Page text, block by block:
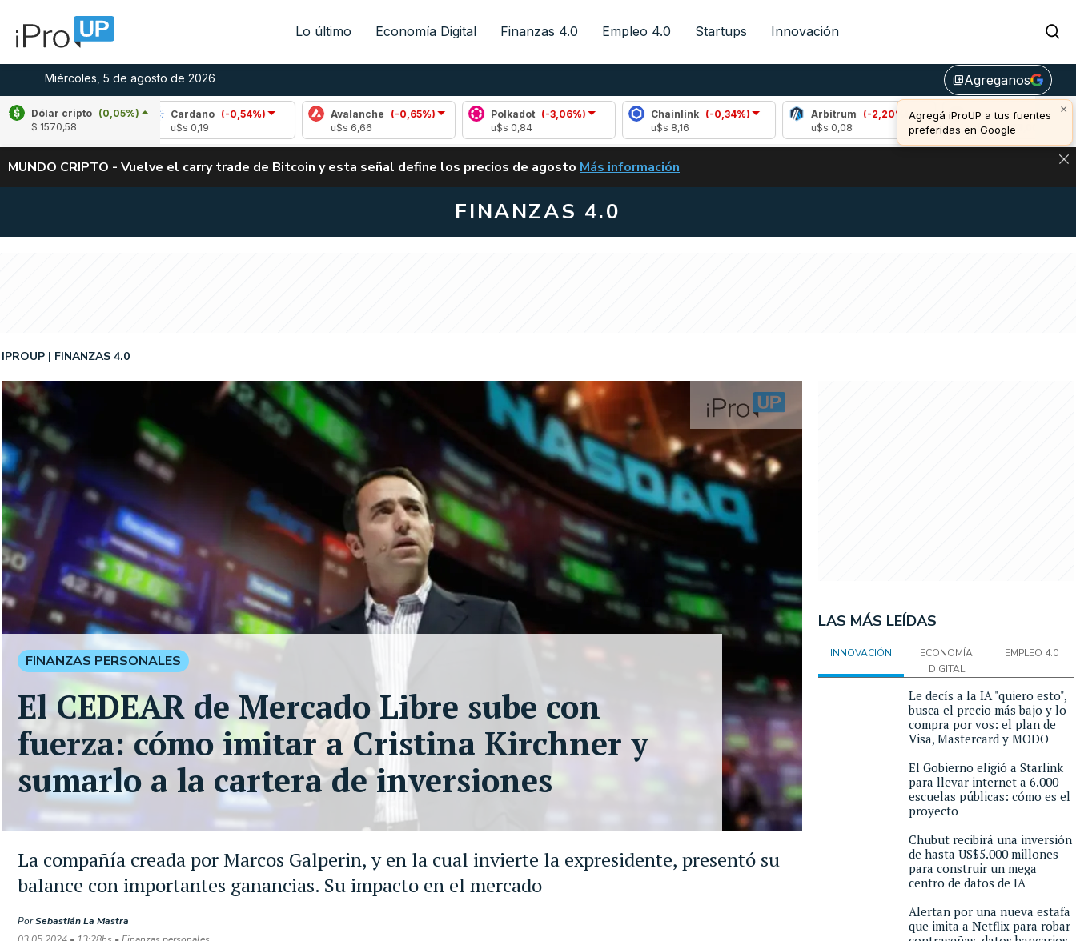
Lo último Economía Digital Finanzas 4.0 Empleo 4.0 Startups Innovación
Miércoles, 5 de agosto de 2026 library_addAgreganos
×
Agregá iProUP a tus fuentes
preferidas en Google
Dólar cripto (0,05%)
$ 1570,58
Cardano
(-0,54%)
Avalanche
(-0,65%)
Polkadot
(-3,06%)
Chainlink
(-0,34%)
Arbitrum
(-2,20%)
Bitcoin (0,63%)
u$s 64.613,00
ALERTA
MUNDO CRIPTO - Vuelve el carry trade de Bitcoin y esta señal define los precios de agosto VUELVE EL CARRY TRADE DE BITCOIN Y ESTA SEÑAL DEFINE LOS PRECIOS DE
Más información
FINANZAS 4.0
La compañía creada por Marcos Galperin, y en la cual invierte la expresidente, presentó su
balance con importantes ganancias. Su impacto en el mercado
IPROUP FINANZAS 4.0
PorSebastián La Mastra
FINANZAS PERSONALES
El CEDEAR de Mercado Libre sube con
fuerza: cómo imitar a Cristina Kirchner y
sumarlo a la cartera de inversiones
LAS MÁS LEÍDAS
INNOVACIÓN
ECONOMÍA
DIGITAL
EMPLEO 4.0
Le decís a la IA "quiero esto",
busca el precio más bajo y lo
compra por vos: el plan de
Visa, Mastercard y MODO
El Gobierno eligió a Starlink
para llevar internet a 6.000
escuelas públicas: cómo es el
proyecto
Chubut recibirá una inversión
de hasta US$5.000 millones
para construir un mega
centro de datos de IA
Alertan por una nueva estafa
que imita a Netflix para robar